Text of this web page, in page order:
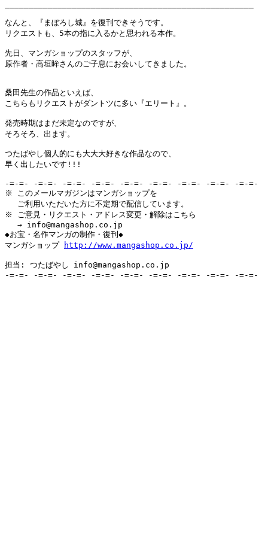
なんと、『まぼろし城』を復刊できそうです。
リクエストも、5本の指に入るかと思われる本作。
先日、マンガショップのスタッフが、
原作者・高垣眸さんのご子息にお会いしてきました。
桑田先生の作品といえば、
こちらもリクエストがダントツに多い『エリート』。
発売時期はまだ未定なのですが、
そろそろ、出ます。
つたばやし個人的にも大大大好きな作品なので、
早く出したいです!!!
-=-=- -=-=- -=-=- -=-=- -=-=- -=-=- -=-=- -=-=- -=-=-
※ このメールマガジンはマンガショップを
ご利用いただいた方に不定期で配信しています。
※ ご意見・リクエスト・アドレス変更・解除はこちら
→ info@mangashop.co.jp
◆お宝・名作マンガの制作・復刊◆
マンガショップ http://www.mangashop.co.jp/
担当: つたばやし info@mangashop.co.jp
-=-=- -=-=- -=-=- -=-=- -=-=- -=-=- -=-=- -=-=- -=-=-